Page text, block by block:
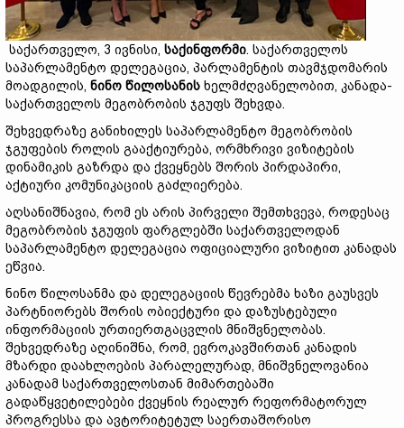
საქართველო, 3 ივნისი, საქინფორმი. საქართველოს
საპარლამენტო დელეგაცია, პარლამენტის თავმჯდომარის
მოადგილის, ნინო წილოსანის ხელმძღვანელობით, კანადა-
საქართველოს მეგობრობის ჯგუფს შეხვდა.
შეხვედრაზე განიხილეს საპარლამენტო მეგობრობის
ჯგუფების როლის გააქტიურება, ორმხრივი ვიზიტების
დინამიკის გაზრდა და ქვეყნებს შორის პირდაპირი,
აქტიური კომუნიკაციის გაძლიერება.
აღსანიშნავია, რომ ეს არის პირველი შემთხვევა, როდესაც
მეგობრობის ჯგუფის ფარგლებში საქართველოდან
საპარლამენტო დელეგაცია ოფიციალური ვიზიტით კანადას
ეწვია.
ნინო წილოსანმა და დელეგაციის წევრებმა ხაზი გაუსვეს
პარტნიორებს შორის ობიექტური და დაზუსტებული
ინფორმაციის ურთიერთგაცვლის მნიშვნელობას.
შეხვედრაზე აღინიშნა, რომ, ევროკავშირთან კანადის
მზარდი დაახლოების პარალელურად, მნიშვნელოვანია
კანადამ საქართველოსთან მიმართებაში
გადაწყვეტილებები ქვეყნის რეალურ რეფორმატორულ
პროგრესსა და ავტორიტეტულ საერთაშორისო